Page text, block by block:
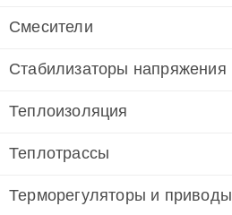
Смесители
Стабилизаторы напряжения
Теплоизоляция
Теплотрассы
Терморегуляторы и приводы